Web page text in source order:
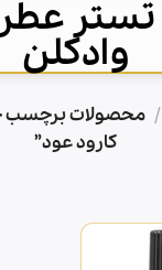
تستر عطر
وادکلن
/ محصولات برچسب
کارود عود”